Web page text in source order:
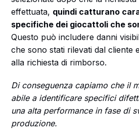
effettuata, quindi catturano
specifiche dei giocattoli che
Questo può includere danni
che sono stati rilevati dal cliente
alla richiesta di rimborso.
Di conseguenza capiamo che il
abile a identificare specifici
una alta performance in fase di
produzione.